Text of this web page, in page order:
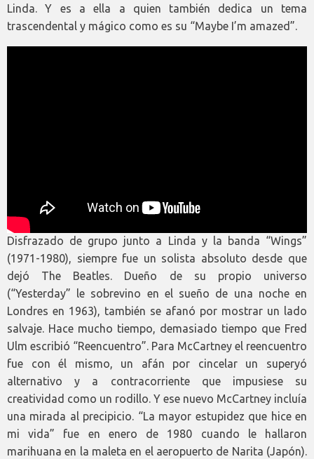
Linda. Y es a ella a quien también dedica un tema
trascendental y mágico como es su “Maybe I’m amazed”.
Disfrazado de grupo junto a Linda y la banda “Wings”
(1971-1980), siempre fue un solista absoluto desde que
dejó The Beatles. Dueño de su propio universo
(“Yesterday” le sobrevino en el sueño de una noche en
Londres en 1963), también se afanó por mostrar un lado
salvaje. Hace mucho tiempo, demasiado tiempo que Fred
Ulm escribió “Reencuentro”. Para McCartney el reencuentro
fue con él mismo, un afán por cincelar un superyó
alternativo y a contracorriente que impusiese su
creatividad como un rodillo. Y ese nuevo McCartney incluía
una mirada al precipicio. “La mayor estupidez que hice en
mi vida” fue en enero de 1980 cuando le hallaron
marihuana en la maleta en el aeropuerto de Narita (Japón).